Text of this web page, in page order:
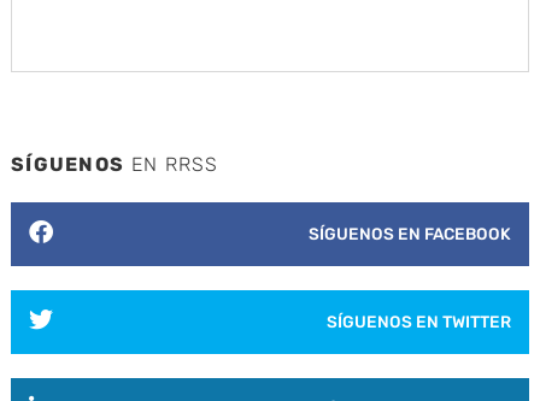
SÍGUENOS EN RRSS
SÍGUENOS EN FACEBOOK
SÍGUENOS EN TWITTER